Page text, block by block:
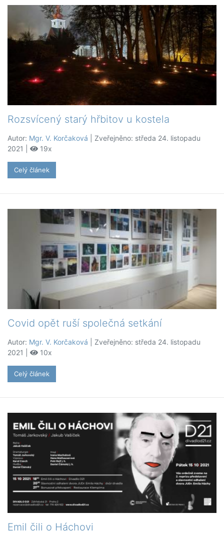
Rozsvícený starý hřbitov u kostela
Autor: Mgr. V. Korčaková | Zveřejněno: středa 24. listopadu
2021 |
19x
Celý článek
Covid opět ruší společná setkání
Autor: Mgr. V. Korčaková | Zveřejněno: středa 24. listopadu
2021 |
10x
Celý článek
Emil čili o Háchovi